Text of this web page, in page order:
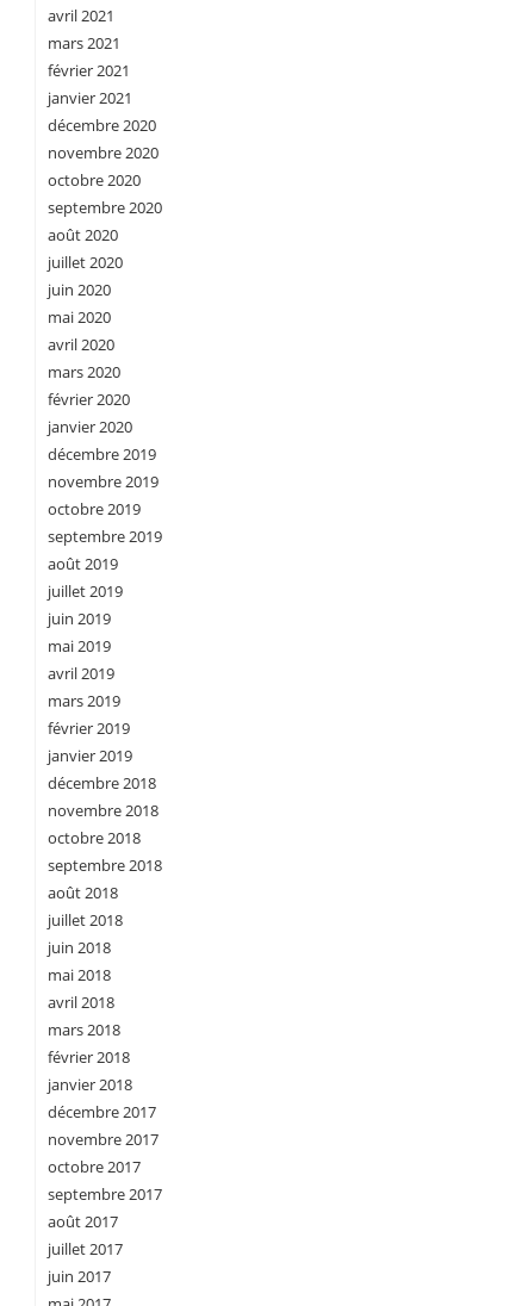
avril 2021
mars 2021
février 2021
janvier 2021
décembre 2020
novembre 2020
octobre 2020
septembre 2020
août 2020
juillet 2020
juin 2020
mai 2020
avril 2020
mars 2020
février 2020
janvier 2020
décembre 2019
novembre 2019
octobre 2019
septembre 2019
août 2019
juillet 2019
juin 2019
mai 2019
avril 2019
mars 2019
février 2019
janvier 2019
décembre 2018
novembre 2018
octobre 2018
septembre 2018
août 2018
juillet 2018
juin 2018
mai 2018
avril 2018
mars 2018
février 2018
janvier 2018
décembre 2017
novembre 2017
octobre 2017
septembre 2017
août 2017
juillet 2017
juin 2017